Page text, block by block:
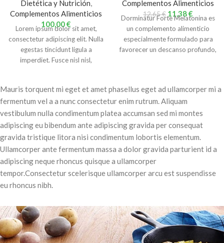
Dietética y Nutrición,
Complementos Alimenticios
100,00€
Lorem ipsum dolor sit amet,
consectetur adipiscing elit. Nulla
egestas tincidunt ligula a
imperdiet. Fusce nisl nisl,
ipsum ut lectus accumsan auctor
vitae non est. Nam sed nisl odio.
Etiam viverra lectus quis neque
imperdiet, varius iaculis enim
porttitor. Integer in diam
rhoncus, tincidunt tellus quis,
posuere diam. Aliquam erat
volutpat. Proin in placerat dui.
Nunc lobortis ante ut urna
tempus, vitae lacinia lacus
diam tincidunt fermentum. Cras
quis tortor vel urna tristique
vestibulum. Donec id quam
ornare, viverra turpis in, semper
Complementos Alimenticios
12,65€ 11,38€
Dorminatur Forte Melatonina es
un complemento alimenticio
especialmente formulado para
favorecer un descanso profundo,
Mauris torquent mi eget et amet phasellus eget ad ullamcorper mi a
fermentum vel a a nunc consectetur enim rutrum. Aliquam
vestibulum nulla condimentum platea accumsan sed mi montes
adipiscing eu bibendum ante adipiscing gravida per consequat
gravida tristique litora nisi condimentum lobortis elementum.
Ullamcorper ante fermentum massa a dolor gravida parturient id a
adipiscing neque rhoncus quisque a ullamcorper
tempor.Consectetur scelerisque ullamcorper arcu est suspendisse
eu rhoncus nibh.